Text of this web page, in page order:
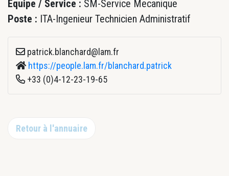
Équipe / Service : SM-Service Mecanique
Poste : ITA-Ingenieur Technicien Administratif
patrick.blanchard@lam.fr
https://people.lam.fr/blanchard.patrick
+33 (0)4-12-23-19-65
Retour à l'annuaire